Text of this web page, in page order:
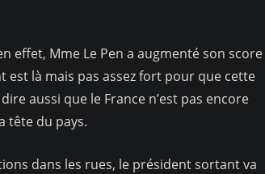
effet, Mme Le Pen a augmenté son score
là mais pas assez fort pour que cette
aussi que le France n’est pas encore
tête du pays.
dans les rues, le président sortant va